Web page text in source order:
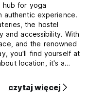
hub for yoga
authentic experience.
the hostel
accessibility. With
and the renowned
you'll find yourself at
location, it's a
to inspiring art
socialize and meet
czytaj więcej